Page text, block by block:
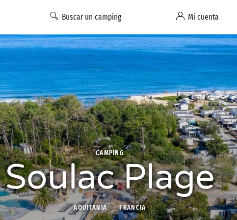
Buscar un camping Mi cuenta
CAMPING
Soulac Plage
AQUITANIA FRANCIA